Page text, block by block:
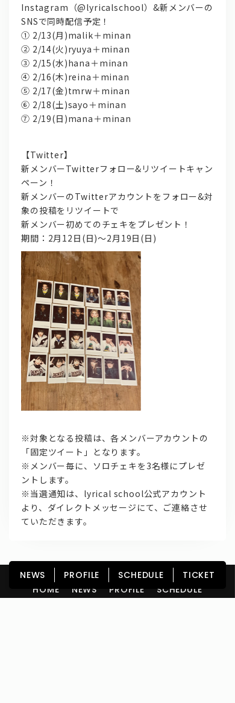
Instagram（@lyricalschool）&新メンバーの
SNSで同時配信予定！
① 2/13(月)malik＋minan
② 2/14(火)ryuya＋minan
③ 2/15(水)hana＋minan
④ 2/16(木)reina＋minan
⑤ 2/17(金)tmrw＋minan
⑥ 2/18(土)sayo＋minan
⑦ 2/19(日)mana＋minan
【Twitter】
新メンバーTwitterフォロー&リツイートキャン
ペーン！
新メンバーのTwitterアカウントをフォロー&対
象の投稿をリツイートで
新メンバー初めてのチェキをプレゼント！
期間：2月12日(日)～2月19日(日)
※対象となる投稿は、各メンバーアカウントの
「固定ツイート」となります。
※メンバー毎に、ソロチェキを3名様にプレゼ
ントします。
※当選通知は、lyrical school公式アカウント
より、ダイレクトメッセージにて、ご連絡させ
ていただきます。
HOME NEWS PROFILE
SCHEDULE
NEWS PROFILE SCHEDULE TICKET
問い合わせ, 取材,出演依頼
lyrical school official web shop